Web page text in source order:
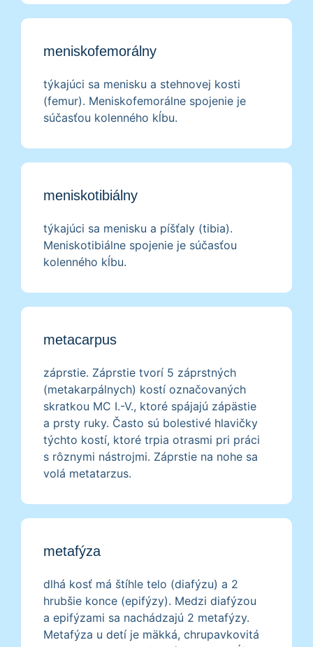
meniskofemorálny
týkajúci sa menisku a stehnovej kosti
(femur). Meniskofemorálne spojenie je
súčasťou kolenného kĺbu.
meniskotibiálny
týkajúci sa menisku a píšťaly (tibia).
Meniskotibiálne spojenie je súčasťou
kolenného kĺbu.
metacarpus
záprstie. Záprstie tvorí 5 záprstných
(metakarpálnych) kostí označovaných
skratkou MC I.-V., ktoré spájajú zápästie
a prsty ruky. Často sú bolestivé hlavičky
týchto kostí, ktoré trpia otrasmi pri práci
s rôznymi nástrojmi. Záprstie na nohe sa
volá metatarzus.
metafýza
dlhá kosť má štíhle telo (diafýzu) a 2
hrubšie konce (epifýzy). Medzi diafýzou
a epifýzami sa nachádzajú 2 metafýzy.
Metafýza u detí je mäkká, chrupavkovitá